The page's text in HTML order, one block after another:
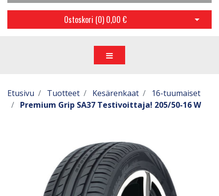
Ostoskori (0) 0,00 € Avaa
Etusivu Tuotteet Kesärenkaat
16-tuumaiset
Premium Grip SA37 Testivoittaja! 205/50-16 W